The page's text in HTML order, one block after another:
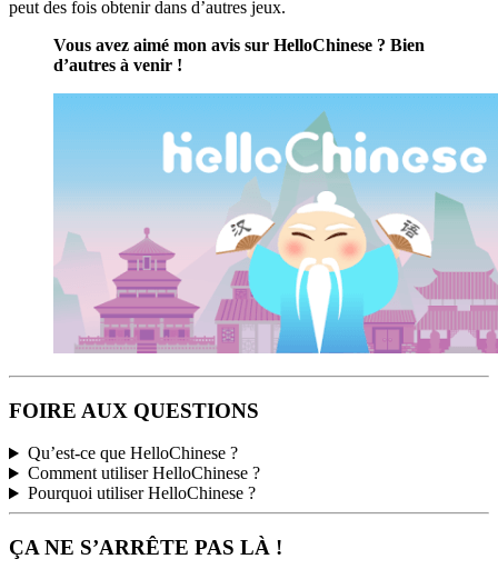
peut des fois obtenir dans d’autres jeux.
Vous avez aimé mon avis sur HelloChinese ? Bien
d’autres à venir !
FOIRE AUX QUESTIONS
Qu’est-ce que HelloChinese ?
Comment utiliser HelloChinese ?
Pourquoi utiliser HelloChinese ?
ÇA NE S’ARRÊTE PAS LÀ !